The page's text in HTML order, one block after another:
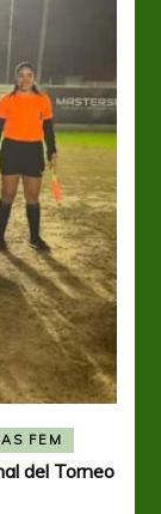
FEM
del Torneo